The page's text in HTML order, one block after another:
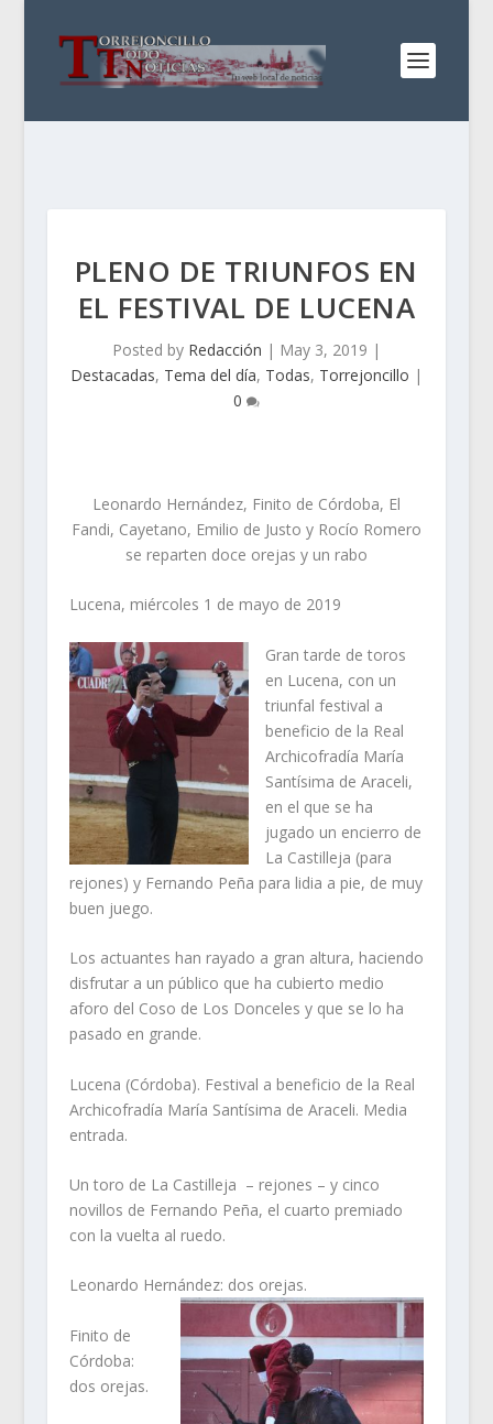
PLENO DE TRIUNFOS EN
EL FESTIVAL DE LUCENA
Posted by Redacción | May 3, 2019 |
Destacadas, Tema del día, Todas, Torrejoncillo |
0
Leonardo Hernández, Finito de Córdoba, El
Fandi, Cayetano, Emilio de Justo y Rocío Romero
se reparten doce orejas y un rabo
Lucena, miércoles 1 de mayo de 2019
Gran tarde de toros
en Lucena, con un
triunfal festival a
beneficio de la Real
Archicofradía María
Santísima de Araceli,
en el que se ha
jugado un encierro de
La Castilleja (para
rejones) y Fernando Peña para lidia a pie, de muy
buen juego.
Los actuantes han rayado a gran altura, haciendo
disfrutar a un público que ha cubierto medio
aforo del Coso de Los Donceles y que se lo ha
pasado en grande.
Lucena (Córdoba). Festival a beneficio de la Real
Archicofradía María Santísima de Araceli. Media
entrada.
Un toro de La Castilleja – rejones – y cinco
novillos de Fernando Peña, el cuarto premiado
con la vuelta al ruedo.
Leonardo Hernández: dos orejas.
Finito de
Córdoba:
dos orejas.